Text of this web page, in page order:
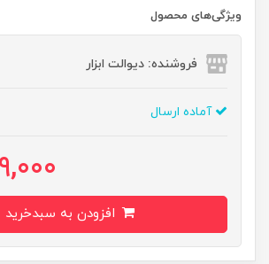
ویژگی‌های محصول
فروشنده: دیوالت ابزار
آماده ارسال